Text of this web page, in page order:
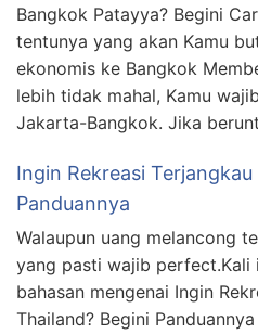
Bangkok Patayya? Begini
tentunya yang akan Kamu
ekonomis ke Bangkok
lebih tidak mahal, Kamu
Jakarta-Bangkok. Jika
Ingin Rekreasi
Panduannya
Walaupun uang melancong
yang pasti wajib perfect.Kali
bahasan mengenai Ingin
Thailand? Begini